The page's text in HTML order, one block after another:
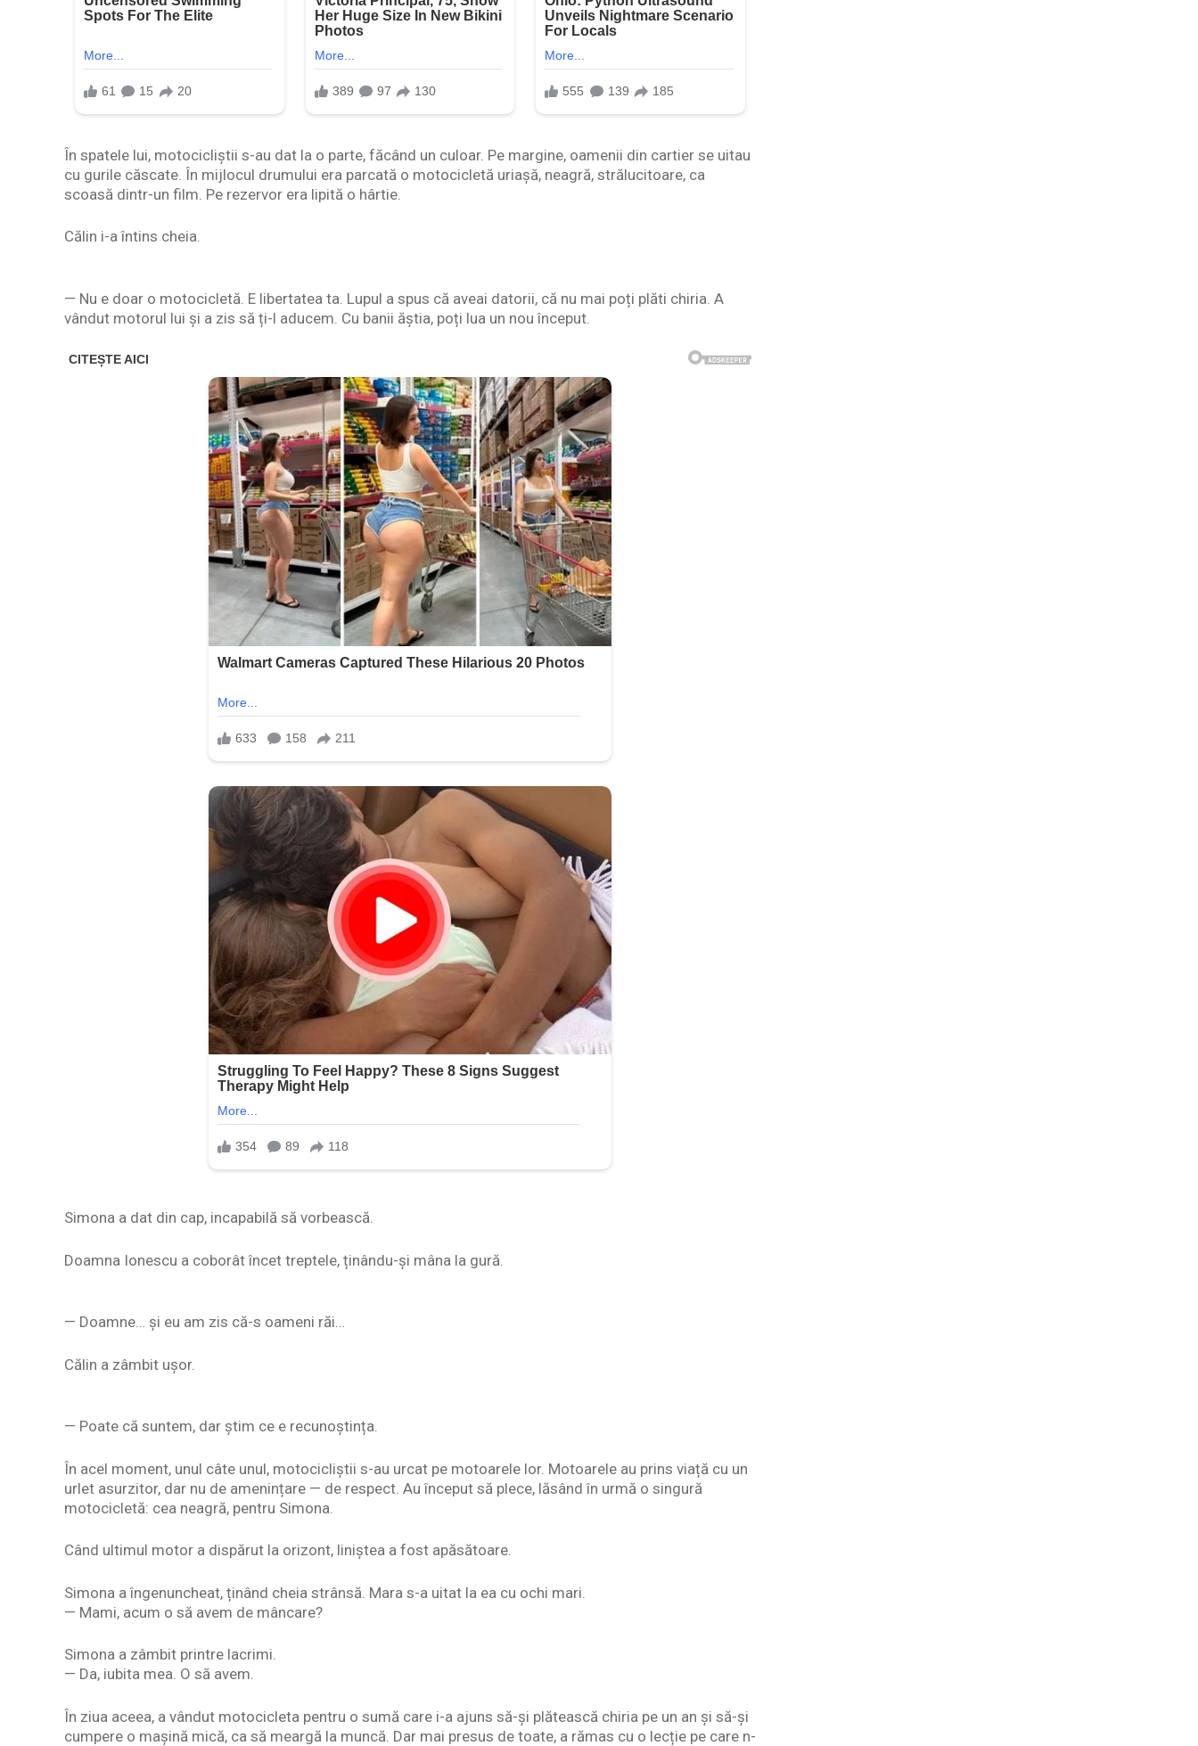
În spatele lui, motocicliștii s-au dat la o parte, făcând un culoar. Pe margine, oamenii din cartier se uitau
cu gurile căscate. În mijlocul drumului era parcată o motocicletă uriașă, neagră, strălucitoare, ca
scoasă dintr-un film. Pe rezervor era lipită o hârtie.
Călin i-a întins cheia.
— Nu e doar o motocicletă. E libertatea ta. Lupul a spus că aveai datorii, că nu mai poți plăti chiria. A
vândut motorul lui și a zis să ți-l aducem. Cu banii ăștia, poți lua un nou început.
Simona a dat din cap, incapabilă să vorbească.
Doamna Ionescu a coborât încet treptele, ținându-și mâna la gură.
— Doamne… și eu am zis că-s oameni răi…
Călin a zâmbit ușor.
— Poate că suntem, dar știm ce e recunoștința.
În acel moment, unul câte unul, motocicliștii s-au urcat pe motoarele lor. Motoarele au prins viață cu un
urlet asurzitor, dar nu de amenințare — de respect. Au început să plece, lăsând în urmă o singură
motocicletă: cea neagră, pentru Simona.
Când ultimul motor a dispărut la orizont, liniștea a fost apăsătoare.
Simona a îngenuncheat, ținând cheia strânsă. Mara s-a uitat la ea cu ochi mari.
— Mami, acum o să avem de mâncare?
Simona a zâmbit printre lacrimi.
— Da, iubita mea. O să avem.
În ziua aceea, a vândut motocicleta pentru o sumă care i-a ajuns să-și plătească chiria pe un an și să-și
cumpere o mașină mică, ca să meargă la muncă. Dar mai presus de toate, a rămas cu o lecție pe care n-